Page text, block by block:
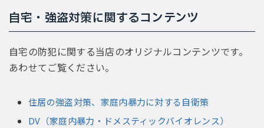
自宅・強盗対策に関するコンテンツ
自宅の防犯に関する当店のオリジナルコンテンツです。
あわせてご覧ください。
住居の強盗対策、家庭内暴力に対する自衛策
DV（家庭内暴力・ドメスティックバイオレンス）